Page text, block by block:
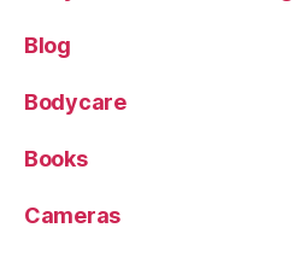
Blog
Bodycare
Books
Cameras